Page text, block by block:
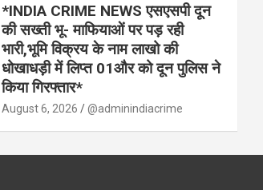
*INDIA CRIME NEWS एसएसपी दून
की सख्ती भू- माफियाओं पर पड़ रही
भारी,भूमि विक्रय के नाम लाखो की
धोखाधड़ी में लिप्त 01और को दून पुलिस ने
किया गिरफ्तार*
August 6, 2026 @adminindiacrime